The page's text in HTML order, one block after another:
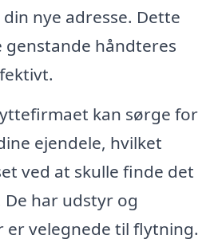
nye adresse. Dette
genstande håndteres
kan sørge for
ejendele, hvilket
ved at skulle finde det
har udstyr og
er velegnede til flytning.